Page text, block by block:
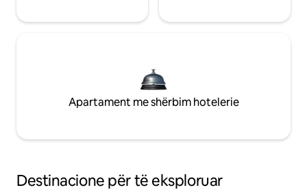
Apartament me shërbim hotelerie
Destinacione për të eksploruar